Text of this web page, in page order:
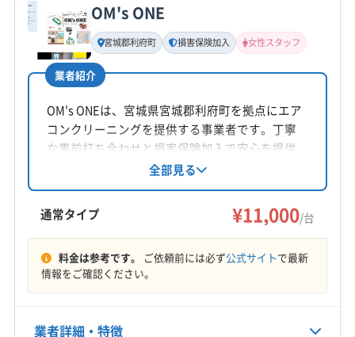
基本情報
代表者名
菅原
所在地
宮城県栗原市金成片馬合手柄144
対応地域
大崎市 登米市
加美郡加美町
加美郡色麻町
(岩手県) 一関市
(岩手県) 西磐井郡平泉町
もっと見る
営業時間
定休日
OM's ONE
宮城郡利府町 損害保険加入 女性スタッフ
業者紹介
OM's ONEは、宮城県宮城郡利府町を拠点にエア
コンクリーニングを提供する事業者です。丁寧
な事前打ち合わせと損害保険加入で安心を提供
し、複数台割引も用意されています。土日祝日
も対応可能で、女性スタッフが在籍しているた
め、一人暮らしの女性も安心して依頼できる点
が特徴です。年末年始を除き年中無休で営業し
ています。
全部見る
通常タイプ ¥11,000/台
料金は参考です。 ご依頼前には必ず公式サイトで最新
情報をご確認ください。
業者詳細・特徴